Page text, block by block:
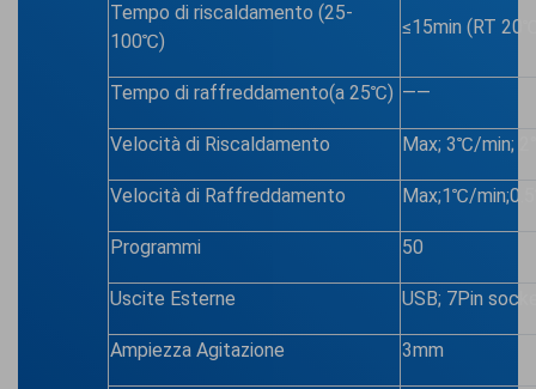
Tempo di riscaldamento (25-
100℃)
≤15min (RT
Tempo di raffreddamento(a 25℃) ——
Velocità di Riscaldamento Max; 3℃/min;
Velocità di Raffreddamento Max;1℃/
Programmi 50
Uscite Esterne USB; 7Pin
Ampiezza Agitazione 3mm